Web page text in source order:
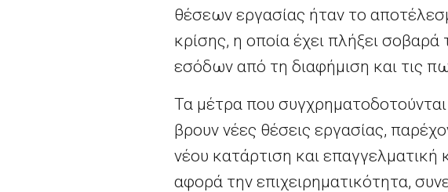
θέσεων εργασίας ήταν το
κρίσης, η οποία έχει πλήξει
εσόδων από τη διαφήμιση και τις
Τα μέτρα που
βρουν νέες θέσεις εργασίας,
νέου κατάρτιση και
αφορά την επιχειρηματικότητα,